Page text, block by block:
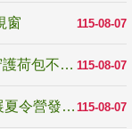
115-08-07
115-08-07
反詐騙宣導_防詐有道，霹靂布袋戲陪你守護荷包不受騙
115-08-07
跨越限制，探索潛能！115年多元潛能發展夏令營發掘生命無限可能